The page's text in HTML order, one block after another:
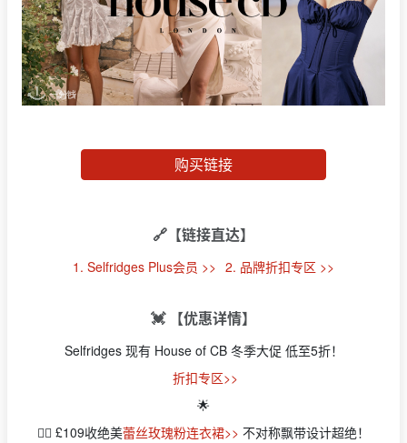
购买链接
🔗【链接直达】
1. Selfridges Plus会员 >> 2. 品牌折扣专区 >>
💓 【优惠详情】
Selfridges 现有 House of CB 冬季大促 低至5折！
折扣专区>>
🌟
👉🏻 £109收绝美蕾丝玫瑰粉连衣裙>> 不对称飘带设计超绝！